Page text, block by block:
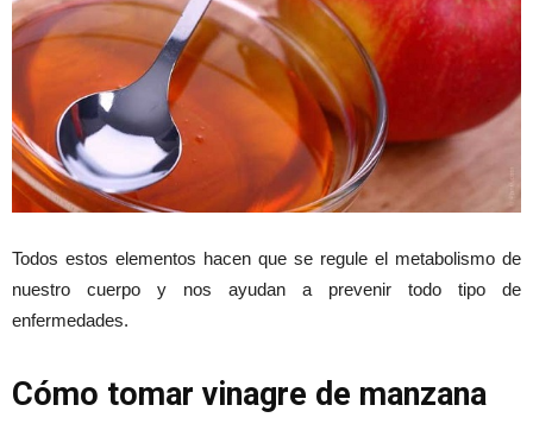
Todos estos elementos hacen que se regule el metabolismo de
nuestro cuerpo y nos ayudan a prevenir todo tipo de
enfermedades.
Cómo tomar vinagre de manzana